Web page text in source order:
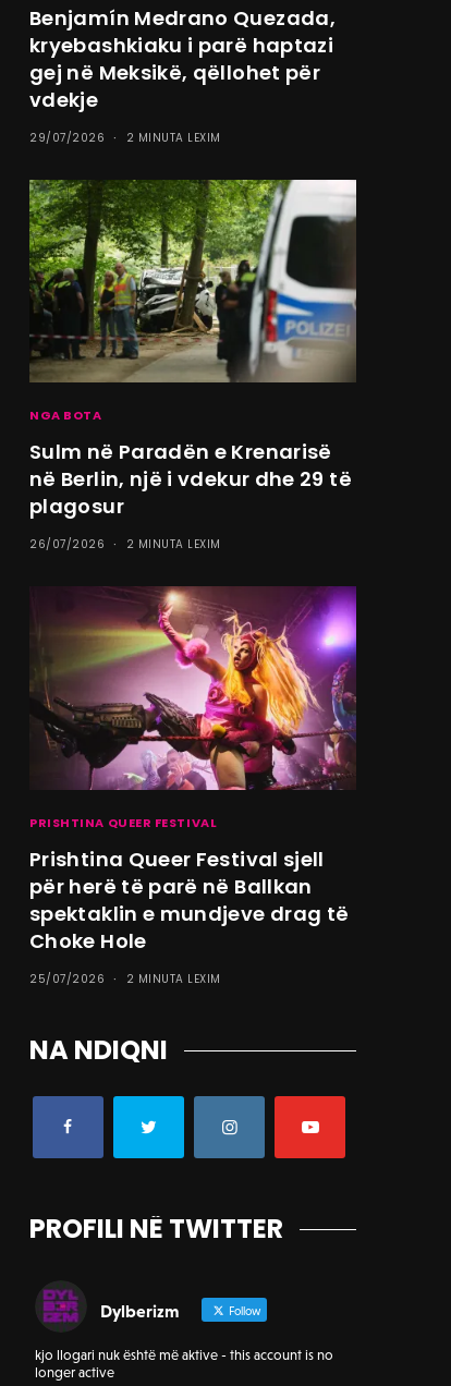
Benjamín Medrano Quezada,
kryebashkiaku i parë haptazi
gej në Meksikë, qëllohet për
vdekje
29/07/2026 2 MINUTA LEXIM
NGA BOTA
Sulm në Paradën e Krenarisë
në Berlin, një i vdekur dhe 29 të
plagosur
26/07/2026 2 MINUTA LEXIM
PRISHTINA QUEER FESTIVAL
Prishtina Queer Festival sjell
për herë të parë në Ballkan
spektaklin e mundjeve drag të
Choke Hole
25/07/2026 2 MINUTA LEXIM
NA NDIQNI
PROFILI NË TWITTER
Dylberizm Follow
kjo llogari nuk është më aktive - this account is no
longer active